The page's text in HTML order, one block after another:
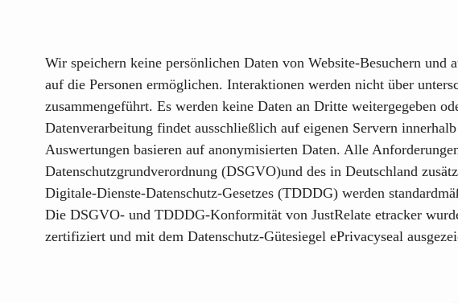
Wir speichern keine persönlichen Daten von Website-Besuchern und
auf die Personen ermöglichen. Interaktionen werden nicht über
zusammengeführt. Es werden keine Daten an Dritte weitergegeben
Datenverarbeitung findet ausschließlich auf eigenen Servern
Auswertungen basieren auf anonymisierten Daten. Alle
Datenschutzgrundverordnung (DSGVO)und des in Deutschland
Digitale-Dienste-Datenschutz-Gesetzes (TDDDG) werden
Die DSGVO- und TDDDG-Konformität von JustRelate etracker
zertifiziert und mit dem Datenschutz-Gütesiegel ePrivacyseal